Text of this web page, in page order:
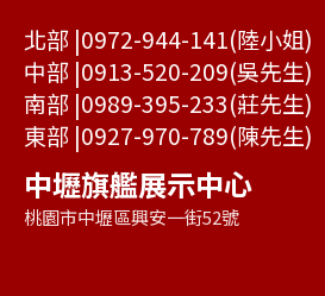
北部 |0972-944-141(陸小姐)
中部 |0913-520-209(吳先生)
南部 |0989-395-233(莊先生)
東部 |0927-970-789(陳先生)
中壢旗艦展示中心
桃園市中壢區興安一街52號